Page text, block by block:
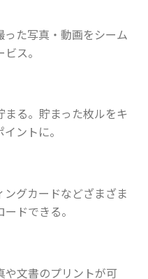
た写真・動画をシーム
ス。
る。貯まった枚ルをキ
ントに。
グカードなどざまざま
ドできる。
や文書のプリントが可